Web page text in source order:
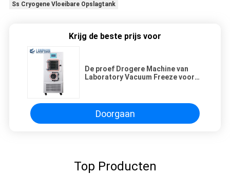
Ss Cryogene Vloeibare Opslagtank
Krijg de beste prijs voor
De proef Drogere Machine van
Laboratory Vacuum Freeze voor
Doorgaan
Top Producten